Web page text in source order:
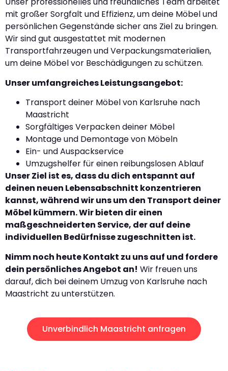
mit großer Sorgfalt und Effizienz, um deine Möbel und
persönlichen Gegenstände sicher ans Ziel zu bringen.
Wir sind gut ausgestattet mit modernen
Transportfahrzeugen und Verpackungsmaterialien,
um deine Möbel vor Beschädigungen zu schützen.
Unser umfangreiches Leistungsangebot:
Transport deiner Möbel von Karlsruhe nach
Maastricht
Sorgfältiges Verpacken deiner Möbel
Montage und Demontage von Möbeln
Ein- und Auspackservice
Umzugshelfer für einen reibungslosen Ablauf
Unser Ziel ist es, dass du dich entspannt auf
deinen neuen Lebensabschnitt konzentrieren
kannst, während wir uns um den Transport deiner
Möbel kümmern. Wir bieten dir einen
maßgeschneiderten Service, der auf deine
individuellen Bedürfnisse zugeschnitten ist.
Nimm noch heute Kontakt zu uns auf und fordere
dein persönliches Angebot an! Wir freuen uns
darauf, dich bei deinem Umzug von Karlsruhe nach
Maastricht zu unterstützen.
Unverbindlich Maastricht anfragen